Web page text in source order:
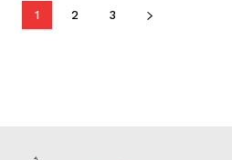
1 2 3